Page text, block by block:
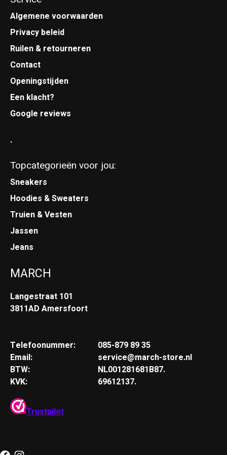
Algemene voorwaarden
Privacy beleid
Ruilen & retourneren
Contact
Openingstijden
Een klacht?
Google reviews
.
Topcategorieën voor jou:
Sneakers
Hoodies & Sweaters
Truien & Vesten
Jassen
Jeans
MARCH
Langestraat 101
3811AD Amersfoort
Telefoonummer:
Email:
BTW:
KVK:
085-879 89 35
service@march-store.nl
NL001281681B87.
69612137.
Trustpilot